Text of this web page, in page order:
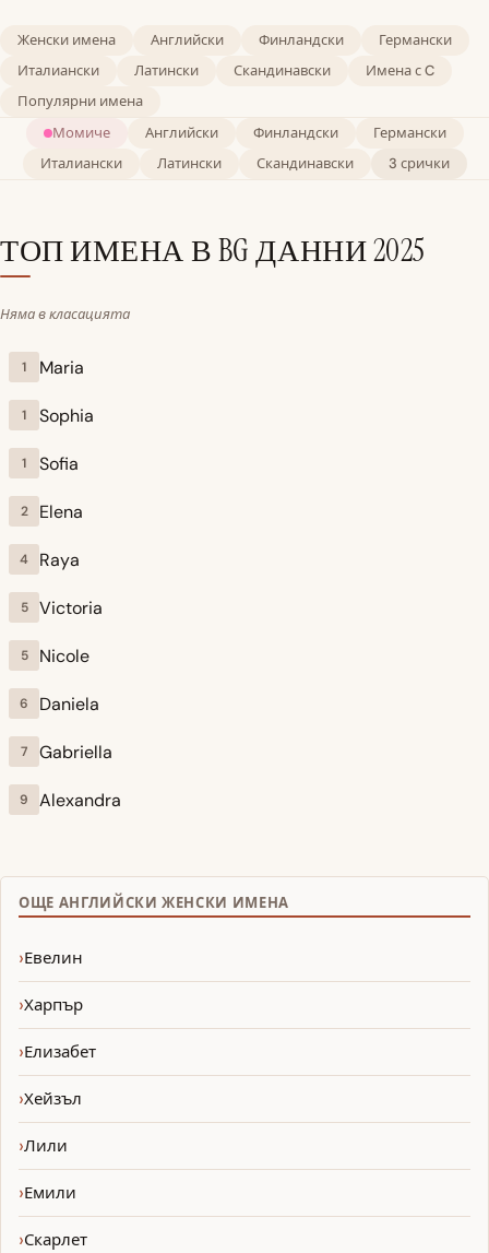
Женски имена Английски Финландски
Германски
Италиански
Латински Скандинавски
Имена с C
Популярни имена
Момиче
Английски Финландски
Германски
Италиански
Латински Скандинавски 3 срички
ТОП ИМЕНА В BGДАННИ 2025
Няма в класацията
1 Maria
1 Sophia
1 Sofia
2 Elena
4 Raya
5 Victoria
5 Nicole
6 Daniela
7 Gabriella
9 Alexandra
ОЩЕ АНГЛИЙСКИ ЖЕНСКИ ИМЕНА
Евелин
Харпър
Елизабет
Хейзъл
Лили
Емили
Скарлет